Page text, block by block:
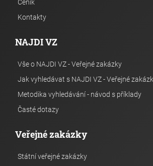
Ceník
Kontakty
NAJDI VZ
Vše o NAJDI VZ - Veřejné zakázky
Jak vyhledávat s NAJDI VZ - Veřejné
Metodika vyhledávání - návod s příklady
Časté dotazy
Veřejné zakázky
Státní veřejné zakázky